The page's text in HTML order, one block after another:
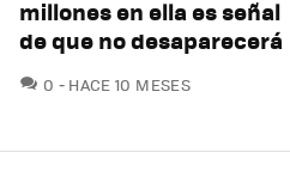
millones en ella es señal
de que no desaparecerá
0 COMENTARIOS
HACE 10 MESES